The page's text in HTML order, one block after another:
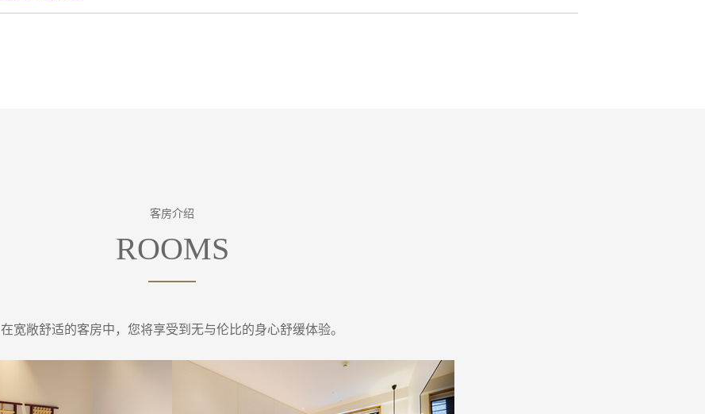
客房介绍
在宽敞舒适的客房中，您将享受到无与伦比的身心舒缓体验。